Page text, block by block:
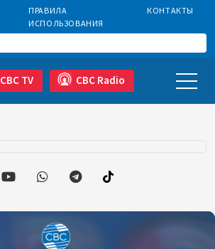
ПРАВИЛА
ИСПОЛЬЗОВАНИЯ
КОНТАКТЫ
CBC TV CBC Radio